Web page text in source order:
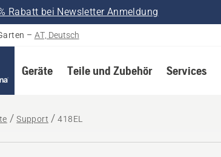
Rabatt bei Newsletter Anmeldung
– AT, Deutsch
Geräte Teile und Zubehör Services
Support 418EL